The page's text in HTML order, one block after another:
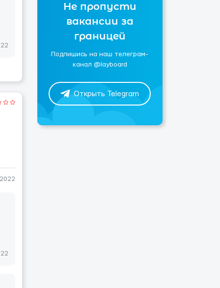
Не пропусти
вакансии за
границей
Подпишись на наш телеграм-
канал @layboard
Открыть Telegram